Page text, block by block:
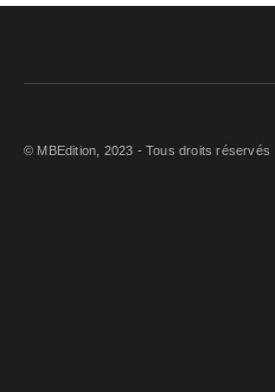
© MBEdition, 2023 - Tous droits réservés